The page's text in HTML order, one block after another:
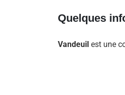
Quelques
Vandeuil est une